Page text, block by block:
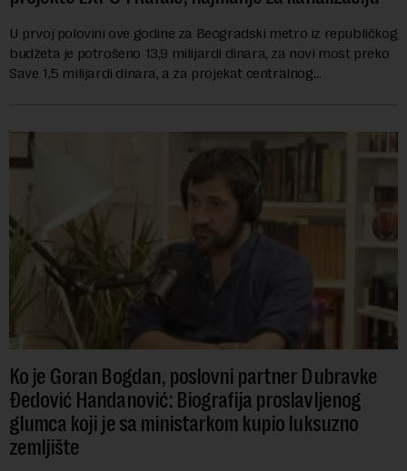
U prvoj polovini ove godine za Beogradski metro iz republičkog
budžeta je potrošeno 13,9 milijardi dinara, za novi most preko
Save 1,5 milijardi dinara, a za projekat centralnog
Ko je Goran Bogdan, poslovni partner Dubravke
Đedović Handanović: Biografija proslavljenog
glumca koji je sa ministarkom kupio luksuzno
zemljište